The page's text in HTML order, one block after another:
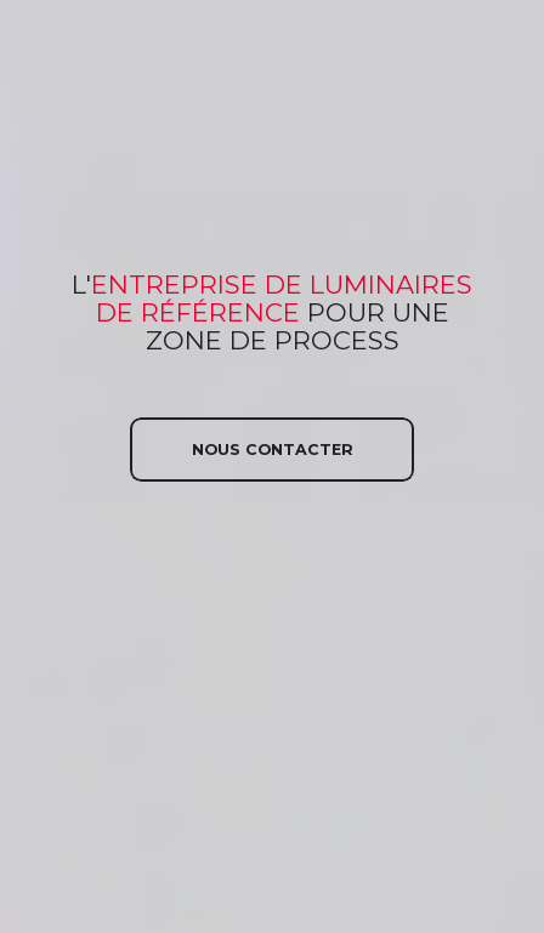
L'ENTREPRISE DE LUMINAIRES
DE RÉFÉRENCE POUR UNE
ZONE DE PROCESS
NOUS CONTACTER